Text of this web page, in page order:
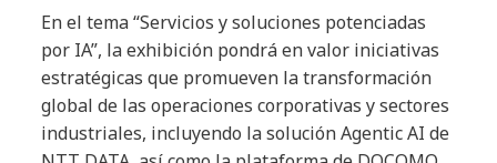
En el tema “Servicios y soluciones potenciadas
por IA”, la exhibición pondrá en valor iniciativas
estratégicas que promueven la transformación
global de las operaciones corporativas y sectores
industriales, incluyendo la solución Agentic AI de